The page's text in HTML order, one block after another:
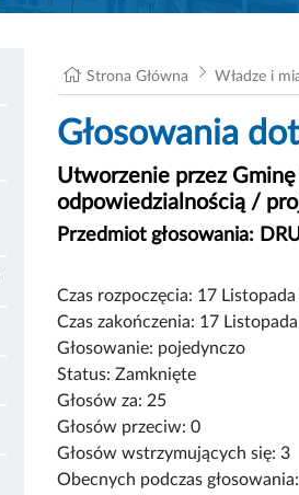
Strona Główna Władze i
Głosowania
Utworzenie przez
odpowiedzialnością /
Przedmiot głosowania:
Czas rozpoczęcia: 17
Czas zakończenia: 17
Głosowanie: pojedynczo
Status: Zamknięte
Głosów za: 25
Głosów przeciw: 0
Głosów wstrzymujących się: 3
Obecnych podczas